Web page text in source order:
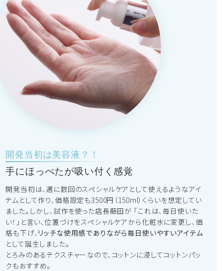
開発当初は美容液？！
手にほっぺたが吸い付く感覚
開発当初は、週に数回のスペシャルケアとして使えるようなアイ
テムとして作り、価格設定も3500円（150ml）くらいを想定してい
ました。しかし、試作を使った店長藤田が 「これは、毎日使いた
い！」と言い、位置づけをスペシャルケアから化粧水に変更し、価
格も下げ、 リッチな使用感でありながら毎日使いやすいアイテム
として誕生しました。
とろみのあるテクスチャーなので、コットンに浸してコットンパッ
クもおすすめ。